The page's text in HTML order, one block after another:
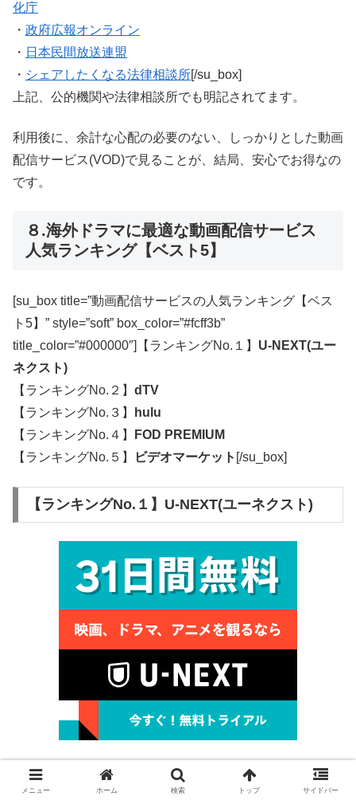
化庁
・ 政府広報オンライン
・ 日本民間放送連盟
・ シェアしたくなる法律相談所[/su_box]
上記、公的機関や法律相談所でも明記されてます。
利用後に、余計な心配の必要のない、しっかりとした動画
配信サービス(VOD)で見ることが、結局、安心でお得なの
です。
８.海外ドラマに最適な動画配信サービス
人気ランキング【ベスト5】
[su_box title=”動画配信サービスの人気ランキング【ベス
ト5】” style=”soft” box_color=”#fcff3b”
title_color=”#000000″]【ランキングNo.１】 U-NEXT(ユー
ネクスト)
【ランキングNo.２】 dTV
【ランキングNo.３】
hulu
【ランキングNo.４】
FOD PREMIUM
【ランキングNo.５】
ビデオマーケット [/su_box]
【ランキングNo.１】U-NEXT(ユーネクスト)
U-NEXTの特徴
メニュー ホーム 検索 トップ サイドバー